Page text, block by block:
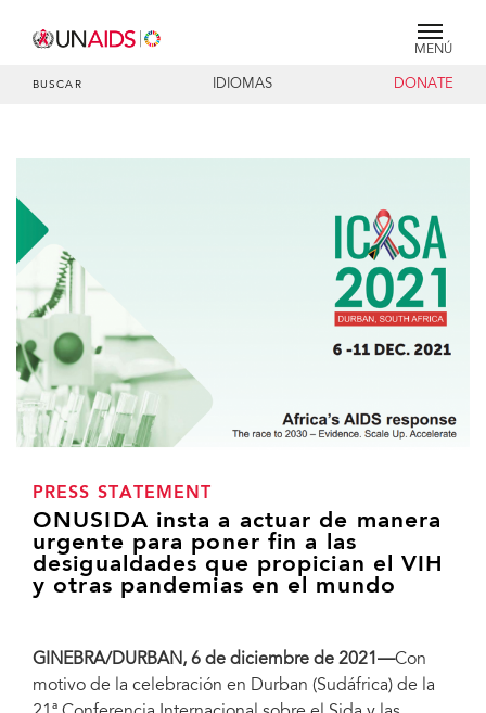
MENÚ
BUSCAR IDIOMAS DONATE
PRESS STATEMENT
ONUSIDA insta a actuar de manera
urgente para poner fin a las
desigualdades que propician el VIH
y otras pandemias en el mundo
GINEBRA/DURBAN, 6 de diciembre de 2021—Con
motivo de la celebración en Durban (Sudáfrica) de la